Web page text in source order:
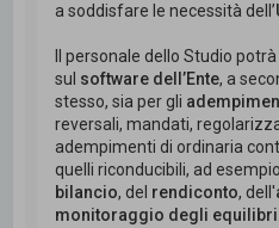
a soddisfare le necessità dell’
Il personale dello Studio
sul software dell’Ente, a
stesso, sia per gli
reversali, mandati,
adempimenti di ordinaria
quelli riconducibili, ad
bilancio, del rendiconto, dell'
monitoraggio degli equilibri